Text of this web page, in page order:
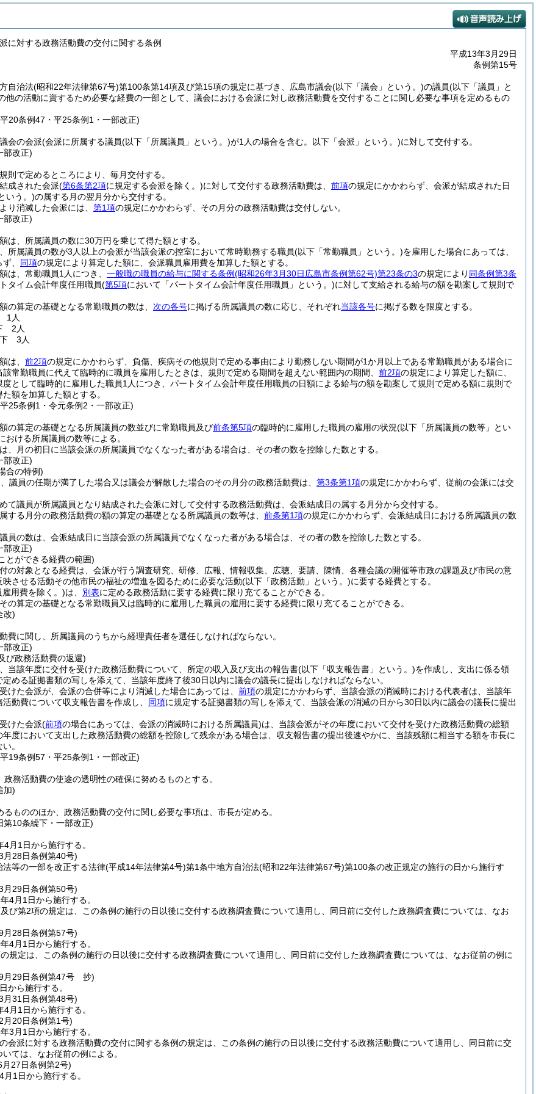
に対する政務活動費の交付に関する条例
平成13年3月29日
条例第15号
自治法(昭和22年法律第67号)第100条第14項及び第15項の規定に基づき、広島市議会(以下「議会」という。)の議員(以下「議員」と
他の活動に資するため必要な経費の一部として、議会における会派に対し政務活動費を交付することに関し必要な事項を定めるもの
20条例47・平25条例1・一部改正)
会の会派(会派に所属する議員(以下「所属議員」という。)が1人の場合を含む。以下「会派」という。)に対して交付する。
部改正)
則で定めるところにより、毎月交付する。
成された会派(第6条第2項に規定する会派を除く。)に対して交付する政務活動費は、 前項の規定にかかわらず、会派が結成された日
いう。)の属する月の翌月分から交付する。
り消滅した会派には、 第1項の規定にかかわらず、その月分の政務活動費は交付しない。
部改正)
は、所属議員の数に30万円を乗じて得た額とする。
所属議員の数が3人以上の会派が当該会派の控室において常時勤務する職員(以下「常勤職員」という。)を雇用した場合にあっては、
、 同項の規定により算定した額に、会派職員雇用費を加算した額とする。
は、常勤職員1人につき、 一般職の職員の給与に関する条例(昭和26年3月30日広島市条例第62号)第23条の3の規定により 同条例第3条
タイム会計年度任用職員(第5項において「パートタイム会計年度任用職員」という。)に対して支給される給与の額を勘案して規則で
の算定の基礎となる常勤職員の数は、 次の各号に掲げる所属議員の数に応じ、それぞれ当該各号に掲げる数を限度とする。
1人
2人
下 3人
は、 前2項の規定にかかわらず、負傷、疾病その他規則で定める事由により勤務しない期間が1か月以上である常勤職員がある場合に
常勤職員に代えて臨時的に職員を雇用したときは、規則で定める期間を超えない範囲内の期間、 前2項の規定により算定した額に、
度として臨時的に雇用した職員1人につき、パートタイム会計年度任用職員の日額による給与の額を勘案して規則で定める額に規則で
額を加算した額とする。
25条例1・令元条例2・一部改正)
の算定の基礎となる所属議員の数並びに常勤職員及び前条第5項の臨時的に雇用した職員の雇用の状況(以下「所属議員の数等」とい
おける所属議員の数等による。
、月の初日に当該会派の所属議員でなくなった者がある場合は、その者の数を控除した数とする。
部改正)
合の特例)
議員の任期が満了した場合又は議会が解散した場合のその月分の政務活動費は、 第3条第1項の規定にかかわらず、従前の会派には交
て議員が所属議員となり結成された会派に対して交付する政務活動費は、会派結成日の属する月分から交付する。
する月分の政務活動費の額の算定の基礎となる所属議員の数等は、 前条第1項の規定にかかわらず、会派結成日における所属議員の数
員の数は、会派結成日に当該会派の所属議員でなくなった者がある場合は、その者の数を控除した数とする。
部改正)
とができる経費の範囲)
の対象となる経費は、会派が行う調査研究、研修、広報、情報収集、広聴、要請、陳情、各種会議の開催等市政の課題及び市民の意
させる活動その他市民の福祉の増進を図るために必要な活動(以下「政務活動」という。)に要する経費とする。
用費を除く。)は、 別表に定める政務活動に要する経費に限り充てることができる。
の算定の基礎となる常勤職員又は臨時的に雇用した職員の雇用に要する経費に限り充てることができる。
改)
費に関し、所属議員のうちから経理責任者を選任しなければならない。
部改正)
び政務活動費の返還)
当該年度に交付を受けた政務活動費について、所定の収入及び支出の報告書(以下「収支報告書」という。)を作成し、支出に係る領
める証拠書類の写しを添えて、当該年度終了後30日以内に議会の議長に提出しなければならない。
けた会派が、会派の合併等により消滅した場合にあっては、 前項の規定にかかわらず、当該会派の消滅時における代表者は、当該年
動費について収支報告書を作成し、 同項に規定する証拠書類の写しを添えて、当該会派の消滅の日から30日以内に議会の議長に提出
けた会派(前項の場合にあっては、会派の消滅時における所属議員)は、当該会派がその年度において交付を受けた政務活動費の総額
度において支出した政務活動費の総額を控除して残余がある場合は、収支報告書の提出後速やかに、当該残額に相当する額を市長に
。
19条例57・平25条例1・一部改正)
政務活動費の使途の透明性の確保に努めるものとする。
加)
るもののほか、政務活動費の交付に関し必要な事項は、市長が定める。
第10条繰下・一部改正)
月1日から施行する。
月28日条例第40号)
法等の一部を改正する法律(平成14年法律第4号)第1条中地方自治法(昭和22年法律第67号)第100条の改正規定の施行の日から施行す
月29日条例第50号)
4月1日から施行する。
び第2項の規定は、この条例の施行の日以後に交付する政務調査費について適用し、同日前に交付した政務調査費については、なお
月28日条例第57号)
4月1日から施行する。
規定は、この条例の施行の日以後に交付する政務調査費について適用し、同日前に交付した政務調査費については、なお従前の例に
月29日条例第47号 抄)
から施行する。
月31日条例第48号)
月1日から施行する。
月20日条例第1号)
3月1日から施行する。
会派に対する政務活動費の交付に関する条例の規定は、この条例の施行の日以後に交付する政務活動費について適用し、同日前に交
ては、なお従前の例による。
月27日条例第2号)
1日から施行する。